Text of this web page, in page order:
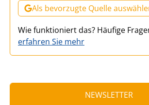
Als bevorzugte Quelle
Wie funktioniert das? Häufige
erfahren Sie mehr
NEWSLETTER